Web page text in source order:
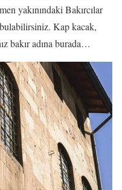
yakınındaki Bakırcılar
bulabilirsiniz. Kap kacak,
bakır adına burada…